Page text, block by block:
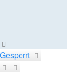
oben
Gesperrt